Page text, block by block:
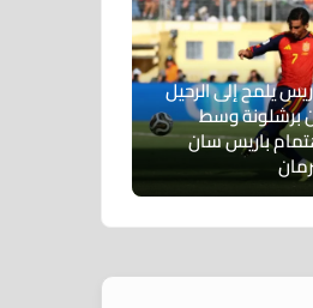
يلمح إلى الرحيل
برشلونة وسط
باريس سان